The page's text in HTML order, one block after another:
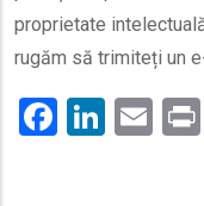
proprietate
rugăm să trimiteți un